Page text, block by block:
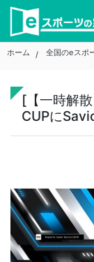
Skip
content
ホーム 全国のeスポ
[【一時解
CUPに